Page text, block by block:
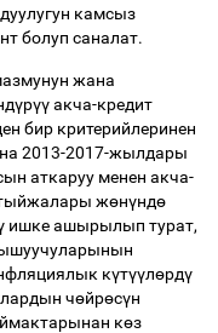
камсыз
болуп саналат.
жана
үрүүакча-кредит
бир критерийлеринен
2013-2017-жылдары
аткаруу менен акча-
жөнүндө
ишке ашырылып турат,
күтүүлөрдү
чөйрөсүн
көз